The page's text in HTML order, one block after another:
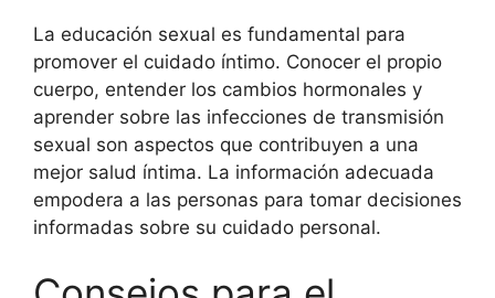
La educación sexual es fundamental para
promover el cuidado íntimo. Conocer el propio
cuerpo, entender los cambios hormonales y
aprender sobre las infecciones de transmisión
sexual son aspectos que contribuyen a una
mejor salud íntima. La información adecuada
empodera a las personas para tomar decisiones
informadas sobre su cuidado personal.